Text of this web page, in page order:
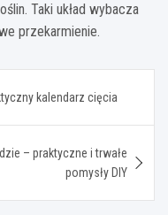
Taki układ wybacza
przekarmienie.
kalendarz cięcia
– praktyczne i trwałe
pomysły DIY